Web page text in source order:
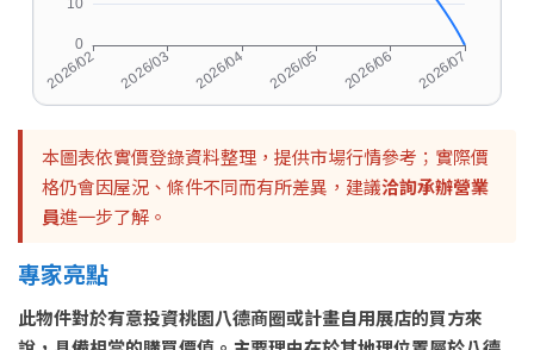
本圖表依實價登錄資料整理，提供市場行情參考；實際價
格仍會因屋況、條件不同而有所差異，建議洽詢承辦營業
員進一步了解。
專家亮點
此物件對於有意投資桃園八德商圈或計畫自用展店的買方來